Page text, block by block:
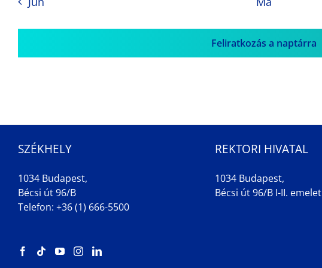
Feliratkozás a naptárra
SZÉKHELY
1034 Budapest,
Bécsi út 96/B
Telefon: +36 (1) 666-5500
REKTORI HIVATAL
1034 Budapest,
Bécsi út 96/B I-II. emelet